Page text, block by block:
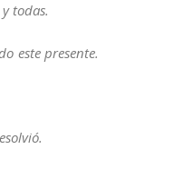
todas.
este presente.